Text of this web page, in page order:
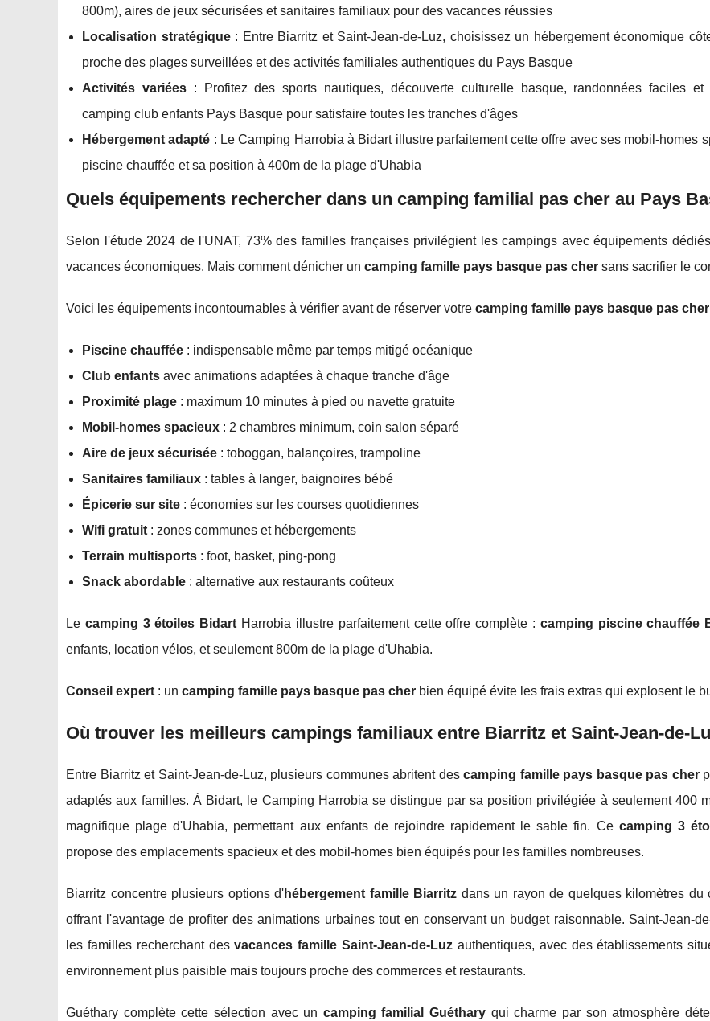
800m), aires de jeux sécurisées et sanitaires familiaux pour des vacances réussies
Localisation stratégique: Entre Biarritz et Saint-Jean-de-Luz, choisissez un hébergement économique
proche des plages surveillées et des activités familiales authentiques du Pays Basque
Activités variées: Profitez des sports nautiques, découverte culturelle basque, randonnées faciles et
camping club enfants Pays Basque pour satisfaire toutes les tranches d'âges
Hébergement adapté : Le Camping Harrobia à Bidart illustre parfaitement cette offre avec ses mobil-homes
piscine chauffée et sa position à 400m de la plage d'Uhabia
Quels équipements rechercher dans un camping familial pas cher au Pays
Selon l'étude 2024 de l'UNAT, 73% des familles françaises privilégient les campings avec équipements
vacances économiques. Mais comment dénicher un camping famille pays basque pas cher sans sacrifier le
Voici les équipements incontournables à vérifier avant de réserver votre camping famille pays basque pas cher
Piscine chauffée : indispensable même par temps mitigé océanique
Club enfants avec animations adaptées à chaque tranche d'âge
Proximité plage : maximum 10 minutes à pied ou navette gratuite
Mobil-homes spacieux : 2 chambres minimum, coin salon séparé
Aire de jeux sécurisée : toboggan, balançoires, trampoline
Sanitaires familiaux : tables à langer, baignoires bébé
Épicerie sur site : économies sur les courses quotidiennes
Wifi gratuit : zones communes et hébergements
Terrain multisports : foot, basket, ping-pong
Snack abordable : alternative aux restaurants coûteux
Le camping 3 étoiles Bidart Harrobia illustre parfaitement cette offre complète : camping piscine chauffée
enfants, location vélos, et seulement 800m de la plage d'Uhabia.
Conseil expert : un camping famille pays basque pas cher bien équipé évite les frais extras qui explosent le
Où trouver les meilleurs campings familiaux entre Biarritz et Saint-Jean-de-
Entre Biarritz et Saint-Jean-de-Luz, plusieurs communes abritent des camping famille pays basque pas cher
adaptés aux familles. À Bidart, le Camping Harrobia se distingue par sa position privilégiée à seulement 400
magnifique plage d'Uhabia, permettant aux enfants de rejoindre rapidement le sable fin. Ce camping 3
propose des emplacements spacieux et des mobil-homes bien équipés pour les familles nombreuses.
Biarritz concentre plusieurs options d'hébergement famille Biarritz dans un rayon de quelques kilomètres du
offrant l'avantage de profiter des animations urbaines tout en conservant un budget raisonnable. Saint-Jean-
les familles recherchant desvacances famille Saint-Jean-de-Luz authentiques, avec des établissements
environnement plus paisible mais toujours proche des commerces et restaurants.
Guéthary complète cette sélection avec un camping familial Guéthary qui charme par son atmosphère